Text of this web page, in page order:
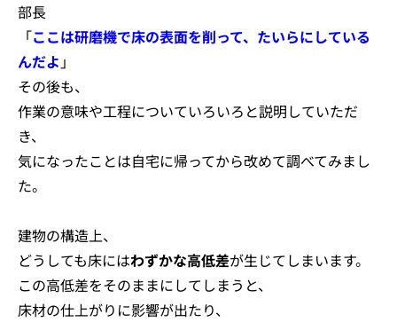
部長
「ここは研磨機で床の表面を削って、たいらにしている
んだよ 」
その後も、
作業の意味や工程についていろいろと説明していただ
き、
気になったことは自宅に帰ってから改めて調べてみまし
た。
建物の構造上、
どうしても床にはわずかな高低差が生じてしまいます。
この高低差をそのままにしてしまうと、
床材の仕上がりに影響が出たり、